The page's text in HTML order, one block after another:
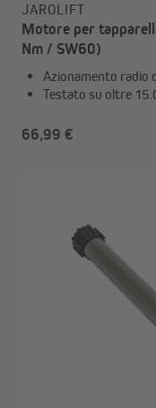
JAROLIFT
Motore per
Nm / SW60)
Azionamento radio
Testato su oltre
66,99 €